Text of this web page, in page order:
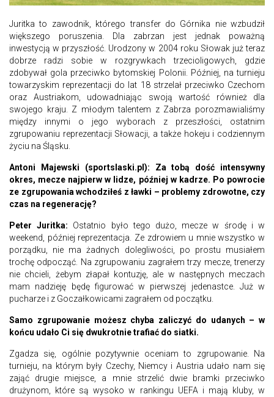
Juritka to zawodnik, którego transfer do Górnika nie wzbudził
większego poruszenia. Dla zabrzan jest jednak poważną
inwestycją w przyszłość. Urodzony w 2004 roku Słowak już teraz
dobrze radzi sobie w rozgrywkach trzecioligowych, gdzie
zdobywał gola przeciwko bytomskiej Polonii. Później, na turnieju
towarzyskim reprezentacji do lat 18 strzelał przeciwko Czechom
oraz Austriakom, udowadniając swoją wartość również dla
swojego kraju. Z młodym talentem z Zabrza porozmawialiśmy
między innymi o jego wyborach z przeszłości, ostatnim
zgrupowaniu reprezentacji Słowacji, a także hokeju i codziennym
życiu na Śląsku.
Antoni Majewski (sportslaski.pl): Za tobą dość intensywny
okres, mecze najpierw w lidze, później w kadrze. Po powrocie
ze zgrupowania wchodziłeś z ławki – problemy zdrowotne, czy
czas na regenerację?
Peter Juritka: Ostatnio było tego dużo, mecze w środę i w
weekend, później reprezentacja. Ze zdrowiem u mnie wszystko w
porządku, nie ma żadnych dolegliwości, po prostu musiałem
trochę odpocząć. Na zgrupowaniu zagrałem trzy mecze, trenerzy
nie chcieli, żebym złapał kontuzję, ale w następnych meczach
mam nadzieję będę figurować w pierwszej jedenastce. Już w
pucharze i z Goczałkowicami zagrałem od początku.
Samo zgrupowanie możesz chyba zaliczyć do udanych – w
końcu udało Ci się dwukrotnie trafiać do siatki.
Zgadza się, ogólnie pozytywnie oceniam to zgrupowanie. Na
turnieju, na którym były Czechy, Niemcy i Austria udało nam się
zająć drugie miejsce, a mnie strzelić dwie bramki przeciwko
drużynom, które są wysoko w rankingu UEFA i mają kluby, w